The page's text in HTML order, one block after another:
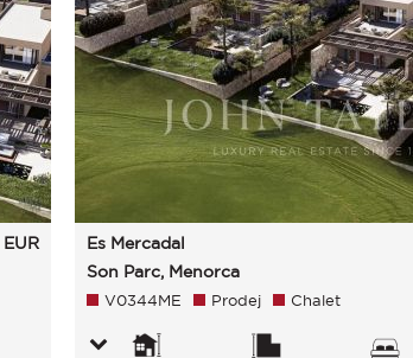
EUR
Es Mercadal
Son Parc, Menorca
V0344ME Prodej Chalet